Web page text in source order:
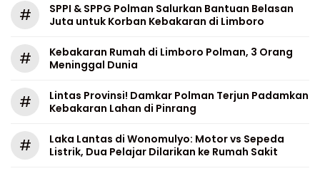
#
SPPI & SPPG Polman Salurkan Bantuan Belasan
Juta untuk Korban Kebakaran di Limboro
#
Kebakaran Rumah di Limboro Polman, 3 Orang
Meninggal Dunia
#
Lintas Provinsi! Damkar Polman Terjun Padamkan
Kebakaran Lahan di Pinrang
#
Laka Lantas di Wonomulyo: Motor vs Sepeda
Listrik, Dua Pelajar Dilarikan ke Rumah Sakit